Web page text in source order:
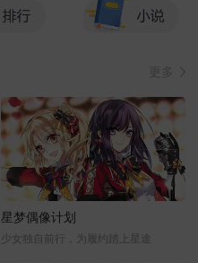
星梦偶像计划
少女独自前行，为履约踏上星途